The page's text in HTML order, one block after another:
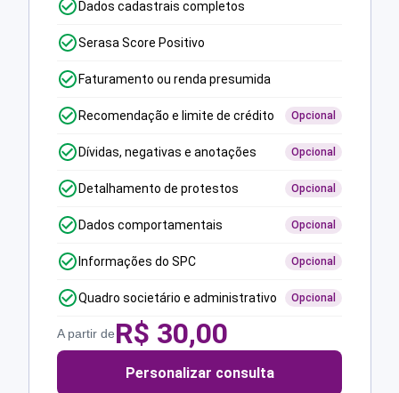
Dados cadastrais completos
Serasa Score Positivo
Faturamento ou renda presumida
Recomendação e limite de crédito Opcional
Dívidas, negativas e anotações Opcional
Detalhamento de protestos Opcional
Dados comportamentais Opcional
Informações do SPC Opcional
Quadro societário e administrativo Opcional
A partir deR$ 30,00
Personalizar consulta